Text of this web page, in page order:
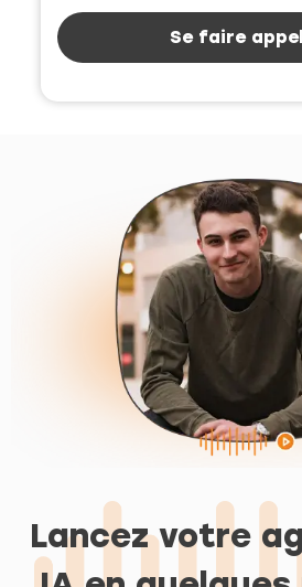
Se faire
Lancez votre